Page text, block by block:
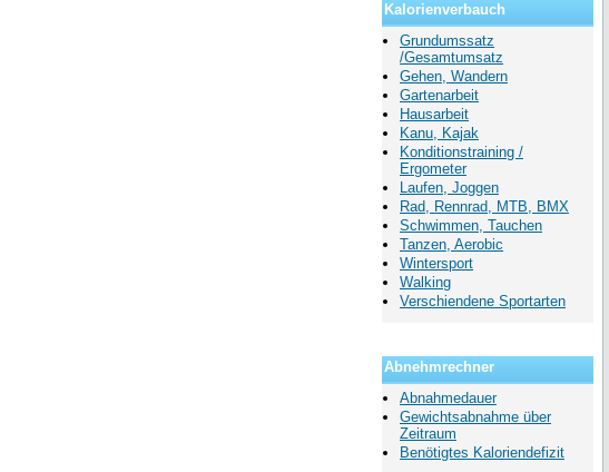
Kalorienverbauch
Grundumssatz
/Gesamtumsatz
Gehen, Wandern
Gartenarbeit
Hausarbeit
Kanu, Kajak
Konditionstraining /
Ergometer
Laufen, Joggen
Rad, Rennrad, MTB, BMX
Schwimmen, Tauchen
Tanzen, Aerobic
Wintersport
Walking
Verschiendene Sportarten
Abnehmrechner
Abnahmedauer
Gewichtsabnahme über
Zeitraum
Benötigtes Kaloriendefizit